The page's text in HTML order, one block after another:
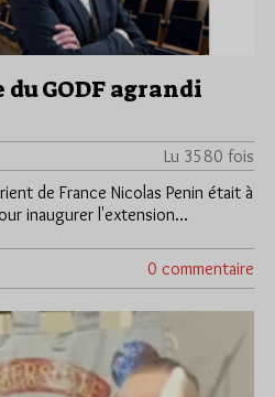
GODF agrandi
Lu 3580 fois
de France Nicolas Penin était à
inaugurer l'extension…
0 commentaire